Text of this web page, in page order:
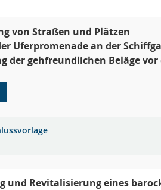
von Straßen und Plätzen
Uferpromenade an der
der gehfreundlichen Beläge
und Revitalisierung eines